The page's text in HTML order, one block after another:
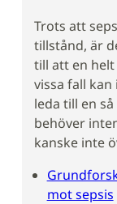
Trots att
tillstånd, är
till att en
vissa fall
leda till en
behöver
kanske inte
mot sepsis